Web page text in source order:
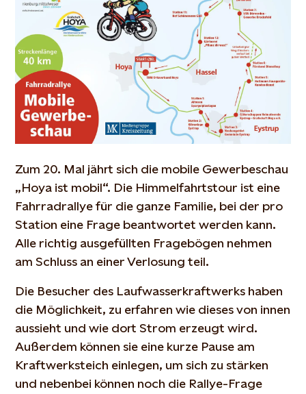
Zum 20. Mal jährt sich die mobile Gewerbeschau
„Hoya ist mobil“. Die Himmelfahrtstour ist eine
Fahrradrallye für die ganze Familie, bei der pro
Station eine Frage beantwortet werden kann.
Alle richtig ausgefüllten Fragebögen nehmen
am Schluss an einer Verlosung teil.
Die Besucher des Laufwasserkraftwerks haben
die Möglichkeit, zu erfahren wie dieses von innen
aussieht und wie dort Strom erzeugt wird.
Außerdem können sie eine kurze Pause am
Kraftwerksteich einlegen, um sich zu stärken
und nebenbei können noch die Rallye-Frage